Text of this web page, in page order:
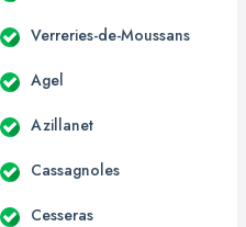
Verreries-de-Moussans
Agel
Azillanet
Cassagnoles
Cesseras